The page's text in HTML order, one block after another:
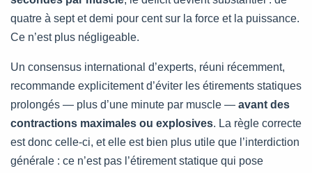
quatre à sept et demi pour cent sur la force et la puissance.
Ce n’est plus négligeable.
Un consensus international d’experts, réuni récemment,
recommande explicitement d’éviter les étirements statiques
prolongés — plus d’une minute par muscle — avant des
contractions maximales ou explosives. La règle correcte
est donc celle-ci, et elle est bien plus utile que l’interdiction
générale : ce n’est pas l’étirement statique qui pose